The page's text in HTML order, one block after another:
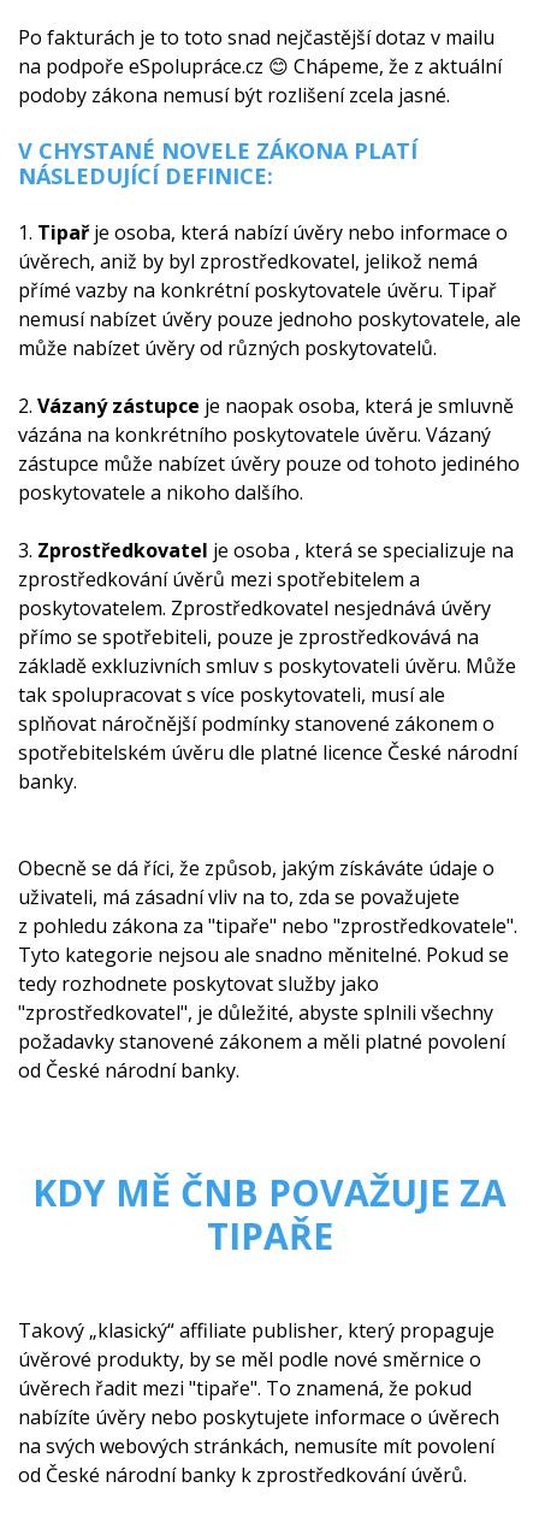
Po fakturách je to toto snad nejčastější dotaz v mailu
na podpoře eSpolupráce.cz 😊 Chápeme, že z aktuální
podoby zákona nemusí být rozlišení zcela jasné.
​V CHYSTANÉ NOVELE ZÁKONA PLATÍ
NÁSLEDUJÍCÍ DEFINICE:
1. Tipařje osoba, která nabízí úvěry nebo informace o
úvěrech, aniž by byl zprostředkovatel, jelikož nemá
přímé vazby na konkrétní poskytovatele úvěru. Tipař
nemusí nabízet úvěry pouze jednoho poskytovatele, ale
může nabízet úvěry od různých poskytovatelů.
2. Vázaný zástupce je naopak osoba, která je smluvně
vázána na konkrétního poskytovatele úvěru. Vázaný
zástupce může nabízet úvěry pouze od tohoto jediného
poskytovatele a nikoho dalšího.
3. Zprostředkovatel je osoba , která se specializuje na
zprostředkování úvěrů mezi spotřebitelem a
poskytovatelem. Zprostředkovatel nesjednává úvěry
přímo se spotřebiteli, pouze je zprostředkovává na
základě exkluzivních smluv s poskytovateli úvěru. Může
tak spolupracovat s více poskytovateli, musí ale
splňovat náročnější podmínky stanovené zákonem o
spotřebitelském úvěru dle platné licence České národní
banky.
Obecně se dá říci, že způsob, jakým získáváte údaje o
uživateli, má zásadní vliv na to, zda se považujete
z pohledu zákona za "tipaře" nebo "zprostředkovatele".
Tyto kategorie nejsou ale snadno měnitelné. Pokud se
tedy rozhodnete poskytovat služby jako
"zprostředkovatel", je důležité, abyste splnili všechny
požadavky stanovené zákonem a měli platné povolení
od České národní banky.
KDY MĚ ČNB POVAŽUJE ZA
TIPAŘE
Takový „klasický“ affiliate publisher, který propaguje
úvěrové produkty, by se měl podle nové směrnice o
úvěrech řadit mezi "tipaře". To znamená, že pokud
nabízíte úvěry nebo poskytujete informace o úvěrech
na svých webových stránkách, nemusíte mít povolení
od České národní banky k zprostředkování úvěrů.